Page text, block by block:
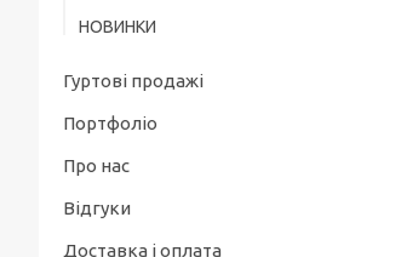
НОВИНКИ
Гуртові продажі
Портфоліо
Про нас
Відгуки
Доставка і оплата